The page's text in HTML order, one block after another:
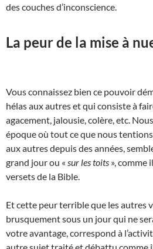
des couches d’inconscience.
La peur de la mise à
Vous connaissez bien ce pouvoir
hélas aux autres et qui consiste à
agacement, jalousie, colère, etc.
époque où tout ce que nous
aux autres depuis des années,
grand jour ou « sur les toits », comme
versets de la Bible.
Et cette peur terrible que les autres
brusquement sous un jour qui ne
votre avantage, correspond à
autre sujet traité et débattu comme